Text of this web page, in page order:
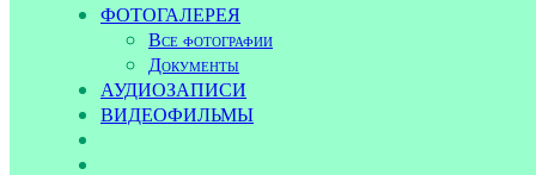
ФОТОГАЛЕРЕЯ
Все фотографии
Документы
АУДИОЗАПИСИ
ВИДЕОФИЛЬМЫ